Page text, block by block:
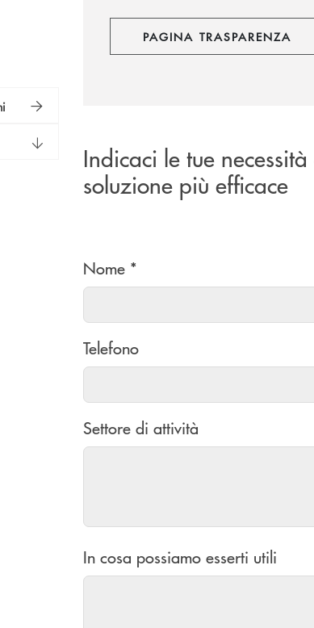
PAGINA TRASPARENZA
Indicaci le tue
soluzione più efficace
Nome *
Telefono
Settore di attività
In cosa possiamo esserti utili